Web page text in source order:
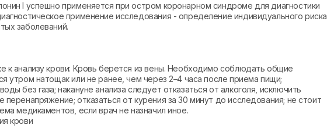
I успешно применяется при остром коронарном синдроме для диагностики
применение исследования - определение индивидуального риска
заболеваний.
к анализу крови: Кровь берется из вены. Необходимо соблюдать общие
утром натощак или не ранее, чем через 2–4 часа после приема пищи;
без газа; накануне анализа следует отказаться от алкоголя, исключить
перенапряжение; отказаться от курения за 30 минут до исследования; не стоит
медикаментов, если врач не назначил иное.
крови